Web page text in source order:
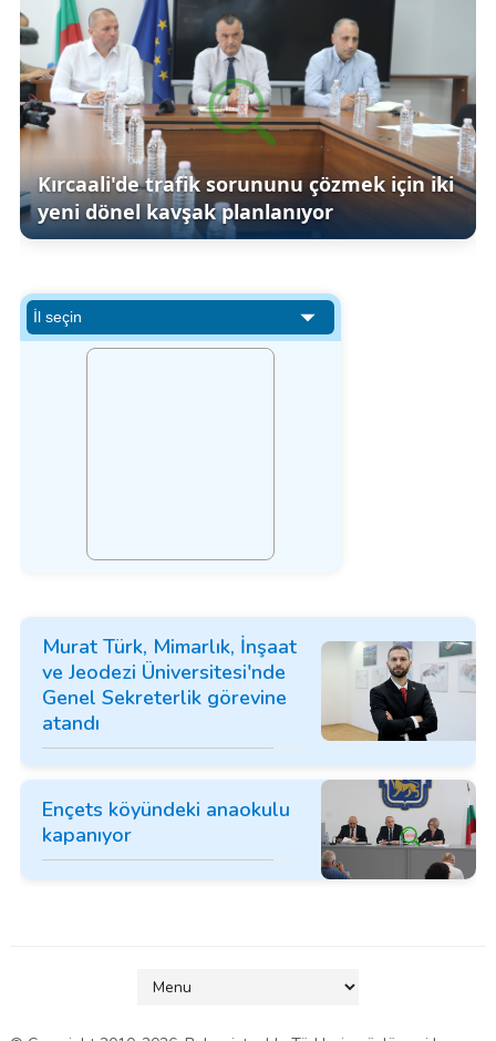
Kırcaali'de trafik sorununu çözmek için iki
yeni dönel kavşak planlanıyor
Murat Türk, Mimarlık, İnşaat
ve Jeodezi Üniversitesi'nde
Genel Sekreterlik görevine
atandı
Ençets köyündeki anaokulu
kapanıyor